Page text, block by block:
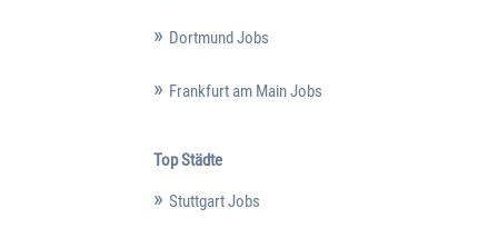
Dortmund Jobs
Frankfurt am Main Jobs
Top Städte
Stuttgart Jobs